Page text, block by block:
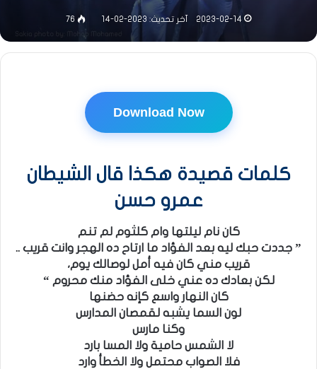
2023-02-14 آخر تحديث: 2023-02-14 76
Download Now
كلمات قصيدة هكذا قال الشيطان
عمرو حسن
كان نام ليلتها وام كلثوم لم تنم
” جددت حبك ليه بعد الفؤاد ما ارتاح ده الهجر وانت قريب ..
قريب مني كان فيه أمل لوصالك يوم،
لكن بعادك ده عني خلى الفؤاد منك محروم “
كان النهار واسع كإنه حضنها
لون السما يشبه لقمصان المدارس
وكنا مارس
لا الشمس حامية ولا المسا بارد
فلا الصواب محتمل ولا الخطأ وارد